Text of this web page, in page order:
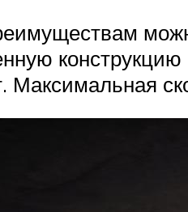
Максимальная